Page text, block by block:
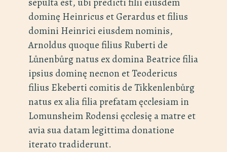
dominę Heinricus et Gerardus et filius
domini Heinrici eiusdem nominis,
Arnoldus quoque filius Ruberti de
Lůnenbůrg natus ex domina Beatrice filia
ipsius dominę necnon et Teodericus
filius Ekeberti comitis de Tikkenlenbůrg
natus ex alia filia prefatam ęcclesiam in
Lomunsheim Rodensi ęcclesię a matre et
avia sua datam legittima donatione
iterato tradiderunt.